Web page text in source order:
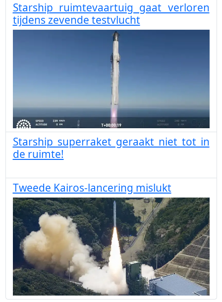
Starship ruimtevaartuig gaat verloren
tijdens zevende testvlucht
Starship superraket geraakt niet tot in
de ruimte!
Tweede Kairos-lancering mislukt